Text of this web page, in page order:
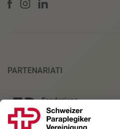
PARTENARIATI